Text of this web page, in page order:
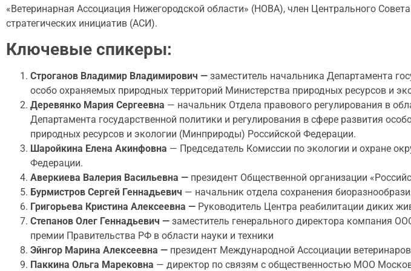
«Ветеринарная Ассоциация Нижегородской области» (НОВА), член Центрального
стратегических инициатив (АСИ).
Ключевые спикеры:
Строганов Владимир Владимирович — заместитель начальника Департамента
особо охраняемых природных территорий Министерства природных ресурсов и
Деревянко Мария Сергеевна — начальник Отдела правового регулирования в
Департамента государственной политики и регулирования в сфере развития
природных ресурсов и экологии (Минприроды) Российской Федерации.
Шаройкина Елена Акинфовна — Председатель Комиссии по экологии и охране
Федерации.
Аверкиева Валерия Васильевна — президент Общественной организации
Бурмистров Сергей Геннадьевич — начальник отдела сохранения
Григорьева Кристина Алексеевна — Руководитель Центра реабилитации диких
Степанов Олег Геннадьевич — заместитель генерального директора компания
премии Правительства РФ в области науки и техники
Эйнгор Марина Алексеевна — президент Международной Ассоциации
Паккина Ольга Марековна — директор по связям с общественностью МОО